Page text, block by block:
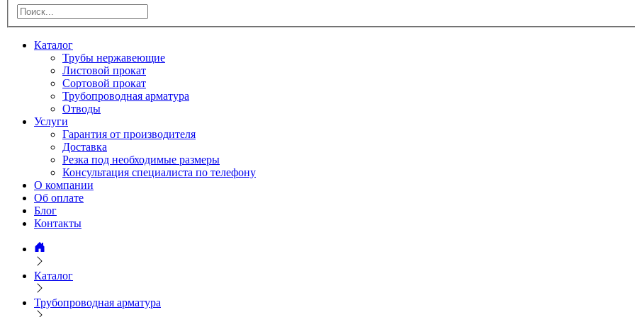
Каталог
Трубы нержавеющие
Листовой прокат
Сортовой прокат
Трубопроводная арматура
Отводы
Услуги
Гарантия от производителя
Доставка
Резка под необходимые размеры
Консультация специалиста по телефону
О компании
Об оплате
Блог
Контакты
Каталог
Трубопроводная арматура